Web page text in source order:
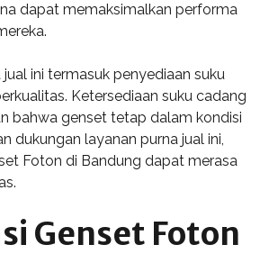
dapat memaksimalkan performa
ini termasuk penyediaan suku
Ketersediaan suku cadang
bahwa genset tetap dalam kondisi
dukungan layanan purna jual ini,
Foton di Bandung dapat merasa
Genset Foton